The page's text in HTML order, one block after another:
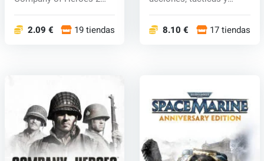
2.09 € 19 tiendas 8.10 € 17 tiendas